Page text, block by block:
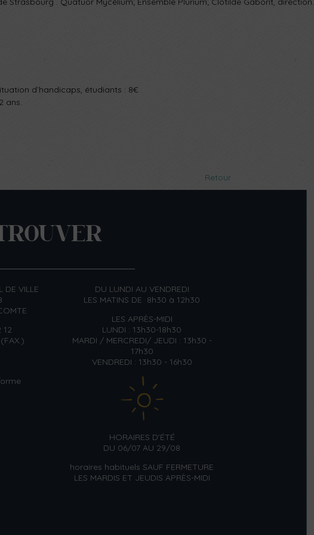
d’handicaps, étudiants : 8€
ans.
Retour
DE VILLE
12
DU LUNDI AU VENDREDI
LES MATINS DE 8h30 à 12h30
LES APRÈS-MIDI
LUNDI : 13h30-18h30
MARDI / MERCREDI/ JEUDI : 13h30 -
17h30
VENDREDI : 13h30 - 16h30
HORAIRES D'ÉTÉ
DU 06/07 AU 29/08
horaires habituels SAUF FERMETURE
LES MARDIS ET JEUDIS APRÈS-MIDI